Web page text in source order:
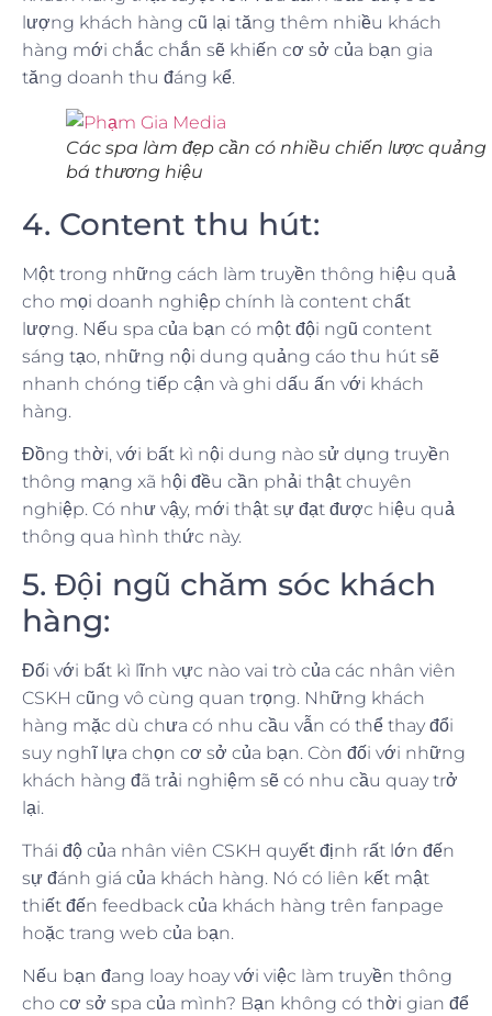
lượng khách hàng cũ lại tăng thêm nhiều khách
hàng mới chắc chắn sẽ khiến cơ sở của bạn gia
tăng doanh thu đáng kể.
Các spa làm đẹp cần có nhiều chiến lược quảng
bá thương hiệu
4. Content thu hút:
Một trong những cách làm truyền thông hiệu quả
cho mọi doanh nghiệp chính là content chất
lượng. Nếu spa của bạn có một đội ngũ content
sáng tạo, những nội dung quảng cáo thu hút sẽ
nhanh chóng tiếp cận và ghi dấu ấn với khách
hàng.
Đồng thời, với bất kì nội dung nào sử dụng truyền
thông mạng xã hội đều cần phải thật chuyên
nghiệp. Có như vậy, mới thật sự đạt được hiệu quả
thông qua hình thức này.
5. Đội ngũ chăm sóc khách
hàng:
Đối với bất kì lĩnh vực nào vai trò của các nhân viên
CSKH cũng vô cùng quan trọng. Những khách
hàng mặc dù chưa có nhu cầu vẫn có thể thay đổi
suy nghĩ lựa chọn cơ sở của bạn. Còn đối với những
khách hàng đã trải nghiệm sẽ có nhu cầu quay trở
lại.
Thái độ của nhân viên CSKH quyết định rất lớn đến
sự đánh giá của khách hàng. Nó có liên kết mật
thiết đến feedback của khách hàng trên fanpage
hoặc trang web của bạn.
Nếu bạn đang loay hoay với việc làm truyền thông
cho cơ sở spa của mình? Bạn không có thời gian để